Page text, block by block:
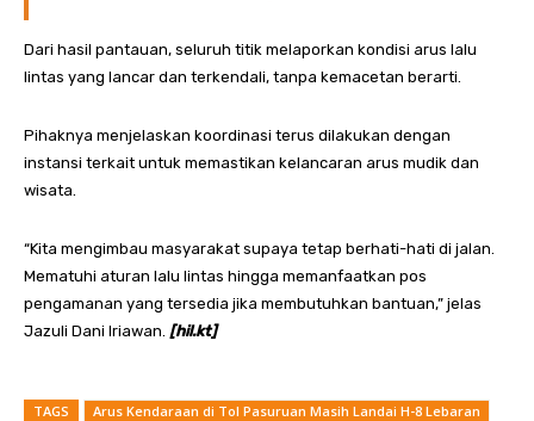
Dari hasil pantauan, seluruh titik melaporkan kondisi arus lalu
lintas yang lancar dan terkendali, tanpa kemacetan berarti.
Pihaknya menjelaskan koordinasi terus dilakukan dengan
instansi terkait untuk memastikan kelancaran arus mudik dan
wisata.
“Kita mengimbau masyarakat supaya tetap berhati-hati di jalan.
Mematuhi aturan lalu lintas hingga memanfaatkan pos
pengamanan yang tersedia jika membutuhkan bantuan,” jelas
Jazuli Dani Iriawan. [hil.kt]
TAGS Arus Kendaraan di Tol Pasuruan Masih Landai H-8 Lebaran